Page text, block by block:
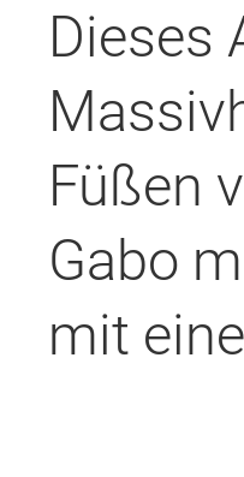
Dieses
Füßen
Gabo
mit